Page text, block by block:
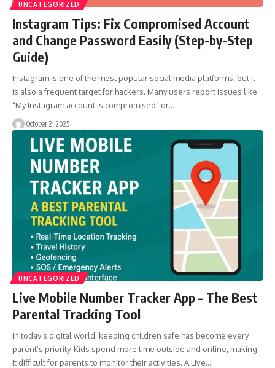
UNCATEGORIZED
Instagram Tips: Fix Compromised Account
and Change Password Easily (Step-by-Step
Guide)
Instagram is one of the most popular social media platforms, but it
is also a frequent target for hackers. Many users report issues like
“My Instagram account is compromised” or…
October 2, 2025
UNCATEGORIZED
Live Mobile Number Tracker App – The Best
Parental Tracking Tool
In today’s digital world, keeping children safe has become every
parent’s priority. Kids spend more time outside and online, making
it difficult for parents to monitor their activities. A Live…